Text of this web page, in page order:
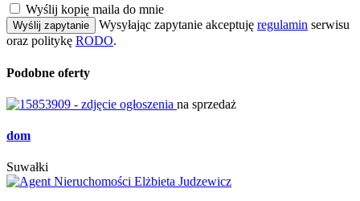
Wyślij kopię maila do mnie
Wyślij zapytanie Wysyłając zapytanie akceptuję regulamin serwisu
oraz politykę RODO.
Podobne oferty
na sprzedaż
dom
Suwałki